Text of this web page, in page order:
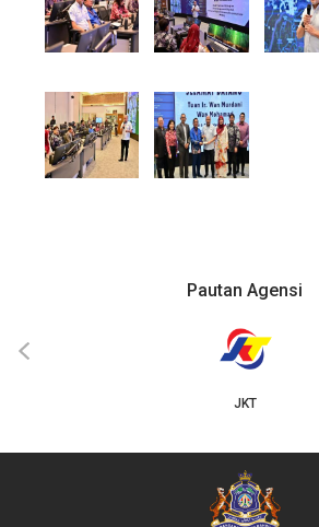
Pautan Agensi
JKT
‹